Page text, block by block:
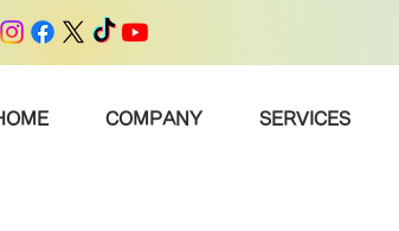
COMPANY SERVICES